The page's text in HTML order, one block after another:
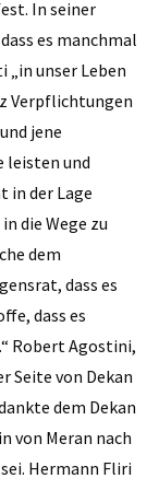
In seiner
es manchmal
„in unser Leben
Verpflichtungen
jene
leisten und
in der Lage
die Wege zu
dem
dass es
dass es
Robert Agostini,
Seite von Dekan
dem Dekan
von Meran nach
Hermann Fliri